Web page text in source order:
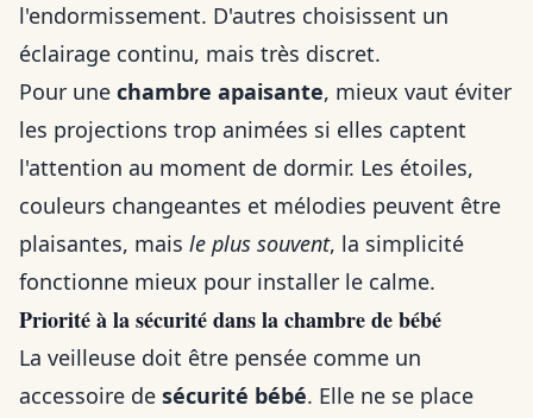
l'endormissement. D'autres choisissent un
éclairage continu, mais très discret.
Pour une chambre apaisante, mieux vaut éviter
les projections trop animées si elles captent
l'attention au moment de dormir. Les étoiles,
couleurs changeantes et mélodies peuvent être
plaisantes, mais le plus souvent, la simplicité
fonctionne mieux pour installer le calme.
Priorité à la sécurité dans la chambre de bébé
La veilleuse doit être pensée comme un
accessoire de sécurité bébé. Elle ne se place